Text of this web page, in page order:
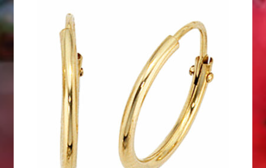
Weihnachtsangebote 2015
Weihnachtsangebote 2016
Weihnachtsangebote 2017
Weihnachtsangebote 2018
Weihnachtsangebote 2019